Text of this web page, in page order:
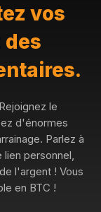
vos
des
le
d'énormes
Parlez à
personnel,
l'argent ! Vous
en BTC !